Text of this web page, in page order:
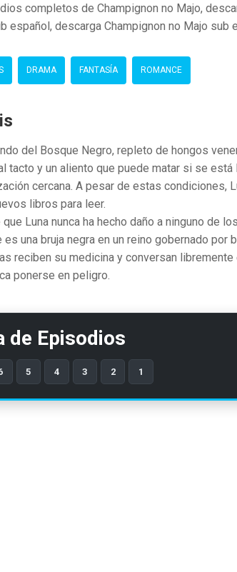
completos de Champignon no Majo,
español, descarga Champignon no Majo sub
DRAMA FANTASÍA ROMANCE
del Bosque Negro, repleto de hongos
tacto y un aliento que puede matar si se
cercana. A pesar de estas condiciones,
libros para leer.
Luna nunca ha hecho daño a ninguno de
es una bruja negra en un reino gobernado
reciben su medicina y conversan
ponerse en peligro.
de Episodios
5 4 3 2 1